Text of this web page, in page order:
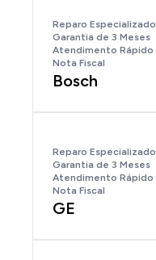
Reparo Especializado
Garantia de 3 Meses
Atendimento Rápido
Nota Fiscal
Bosch
Reparo Especializado
Garantia de 3 Meses
Atendimento Rápido
Nota Fiscal
GE